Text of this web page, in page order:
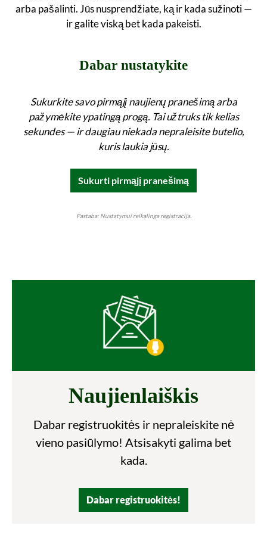
arba pašalinti. Jūs nusprendžiate, ką ir kada sužinoti —
ir galite viską bet kada pakeisti.
Dabar nustatykite
Sukurkite savo pirmąjį naujienų pranešimą arba
pažymėkite ypatingą progą. Tai užtruks tik kelias
sekundes — ir daugiau niekada nepraleisite butelio,
kuris laukia jūsų.
Sukurti pirmąjį pranešimą
Pastaba: Nustatymui reikalinga registracija.
Naujienlaiškis
Dabar registruokitės ir nepraleiskite nė
vieno pasiūlymo! Atsisakyti galima bet
kada.
Dabar registruokitės!